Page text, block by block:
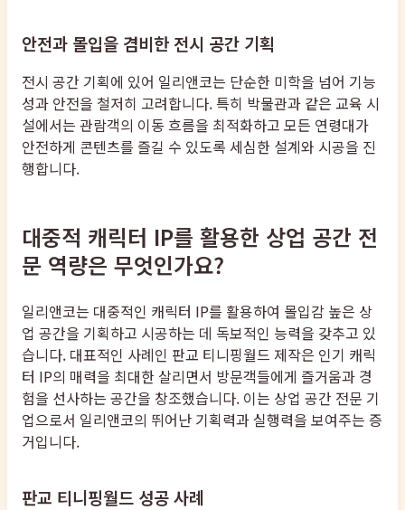
안전과 몰입을 겸비한 전시 공간 기획
전시 공간 기획에 있어 일리앤코는 단순한 미학을 넘어 기능
성과 안전을 철저히 고려합니다. 특히 박물관과 같은 교육 시
설에서는 관람객의 이동 흐름을 최적화하고 모든 연령대가
안전하게 콘텐츠를 즐길 수 있도록 세심한 설계와 시공을 진
행합니다.
대중적 캐릭터 IP를 활용한 상업 공간 전
문 역량은 무엇인가요?
일리앤코는 대중적인 캐릭터 IP를 활용하여 몰입감 높은 상
업 공간을 기획하고 시공하는 데 독보적인 능력을 갖추고 있
습니다. 대표적인 사례인 판교 티니핑월드 제작은 인기 캐릭
터 IP의 매력을 최대한 살리면서 방문객들에게 즐거움과 경
험을 선사하는 공간을 창조했습니다. 이는 상업 공간 전문 기
업으로서 일리앤코의 뛰어난 기획력과 실행력을 보여주는 증
거입니다.
판교 티니핑월드 성공 사례